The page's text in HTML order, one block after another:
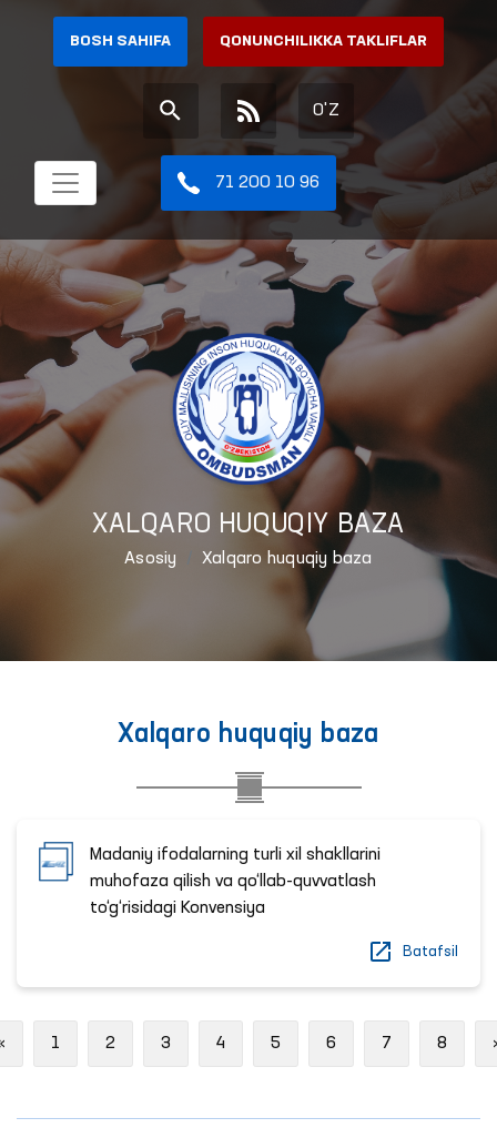
BOSH SAHIFA QONUNCHILIKKA TAKLIFLAR
O'Z
71 200 10 96
XALQARO HUQUQIY BAZA
Asosiy Xalqaro huquqiy baza
Xalqaro huquqiy baza
Madaniy ifodalarning turli xil shakllarini
muhofaza qilish va qo‘llab-quvvatlash
to‘g‘risidagi Konvensiya
Batafsil
Previous
1 2 3 4 5 6 7 8